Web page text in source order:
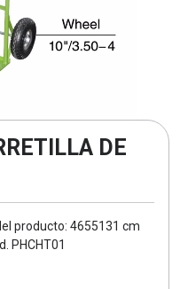
DE
producto: 4655131 cm
PHCHT01